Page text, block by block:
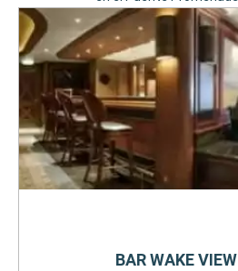
BAR WAKE VIEW